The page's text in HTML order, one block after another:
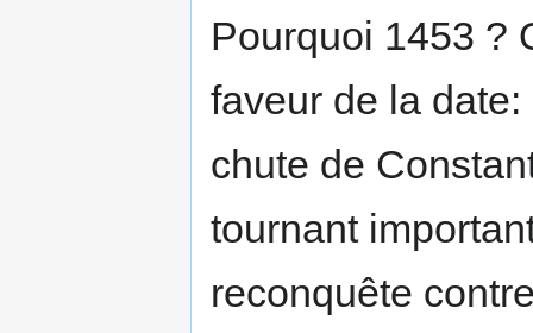
Pourquoi 1453 ?
faveur de la
chute de
tournant
reconquête